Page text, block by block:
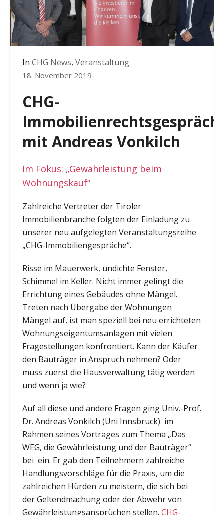
In CHG News, Veranstaltung
18. November 2019
CHG-
mit Andreas Vonkilch
Im Fokus: „Gewährleistung beim
Wohnungskauf“
Zahlreiche Vertreter der Tiroler
Immobilienbranche folgten der Einladung zu
unserer neu aufgelegten Veranstaltungsreihe
„CHG-Immobiliengespräche“.
Risse im Mauerwerk, undichte Fenster,
Schimmel im Keller. Nicht immer gelingt die
Errichtung eines Gebäudes ohne Mängel.
Treten nach Übergabe der Wohnungen
Mängel auf, ist man speziell bei neu errichteten
Wohnungseigentumsanlagen mit vielen
Fragestellungen konfrontiert. Kann der Käufer
den Bauträger in Anspruch nehmen? Oder
muss zuerst die Hausverwaltung tätig werden
und wenn ja wie?
Auf all diese und andere Fragen ging Univ.-Prof.
Dr. Andreas Vonkilch (Uni Innsbruck) im
Rahmen seines Vortrages zum Thema „Das
WEG, die Gewährleistung und der Bauträger“
bei ein. Er gab den Teilnehmern zahlreiche
Handlungsvorschläge für die Praxis, um die
zahlreichen Hürden zu meistern, die sich bei
der Geltendmachung oder der Abwehr von
Gewährleistungsansprüchen stellen. CHG-